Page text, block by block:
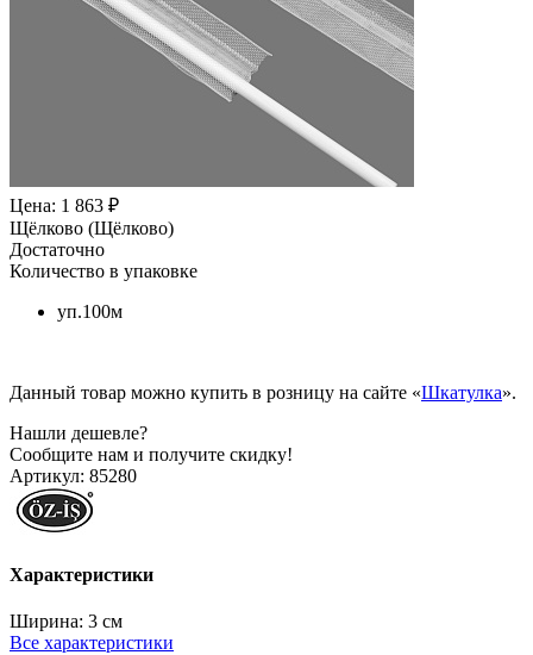
Цена: 1 863 ₽
Щёлково (Щёлково)
Достаточно
Количество в упаковке
уп.100м
Данный товар можно купить в розницу на сайте «Шкатулка».
Нашли дешевле?
Сообщите нам и получите скидку!
Артикул: 85280
Характеристики
Ширина: 3 см
Все характеристики